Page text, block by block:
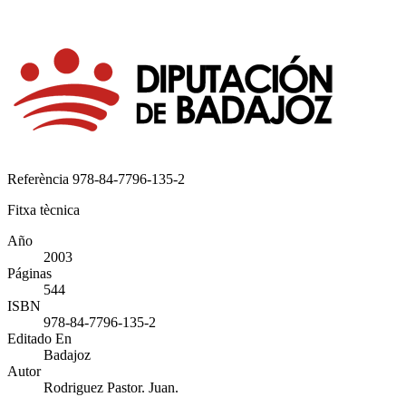
Referència 978-84-7796-135-2
Fitxa tècnica
Año
2003
Páginas
544
ISBN
978-84-7796-135-2
Editado En
Badajoz
Autor
Rodriguez Pastor. Juan.